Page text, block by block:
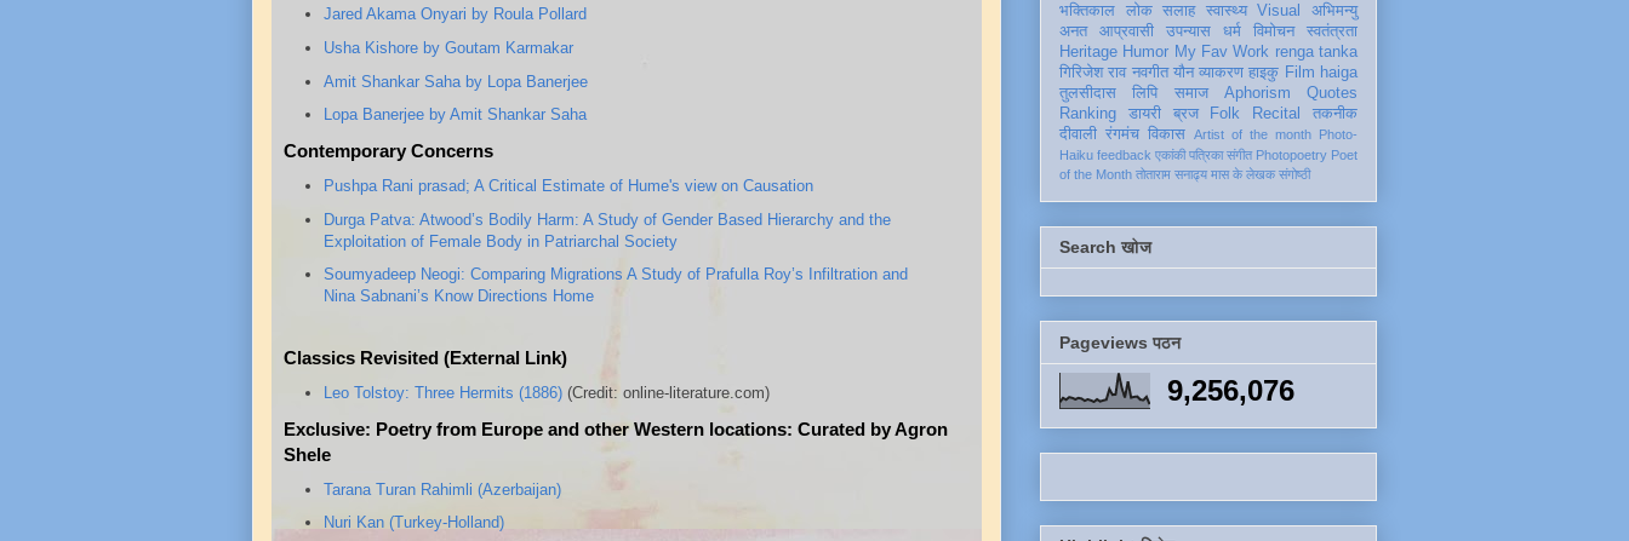
Jared Akama Onyari by Roula Pollard
Usha Kishore by Goutam Karmakar
Amit Shankar Saha by Lopa Banerjee
Lopa Banerjee by Amit Shankar Saha
Contemporary Concerns
Pushpa Rani prasad; A Critical Estimate of Hume's view on Causation
Durga Patva: Atwood’s Bodily Harm: A Study of Gender Based Hierarchy and the
Exploitation of Female Body in Patriarchal Society
Soumyadeep Neogi: Comparing Migrations A Study of Prafulla Roy’s Infiltration and
Nina Sabnani’s Know Directions Home
Classics Revisited (External Link)
Leo Tolstoy: Three Hermits (1886)(Credit: online-literature.com)
Exclusive: Poetry from Europe and other Western locations: Curated by Agron
Shele
Tarana Turan Rahimli (Azerbaijan)
Nuri Kan (Turkey-Holland)
भक्तिकाल
लोक सलाह स्वास्थ्य Visual
अभिमन्यु
अनत
आप्रवासी उपन्यास धर्म विमोचन
स्वतंत्रता
Heritage Humor My Fav Work renga tanka
गिरिजेश राव नवगीत यौन व्याकरण हाइकु Film haiga
तुलसीदास
लिपि समाज Aphorism
Quotes
Ranking
डायरी ब्रज Folk Recital
तकनीक
दीवाली रंगमंच विकास Artist of the month Photo-
Haiku feedback एकांकी पत्रिका संगीत Photopoetry Poet
of the Month तोताराम सनाढ्य मास के लेखक संगोष्ठी
Search खोज
Pageviews पठन
9,256,076